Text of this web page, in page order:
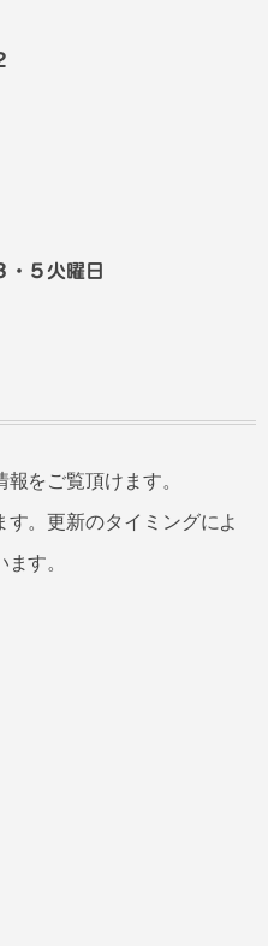
５火曜日
をご覧頂けます。
。更新のタイミングによ
す。